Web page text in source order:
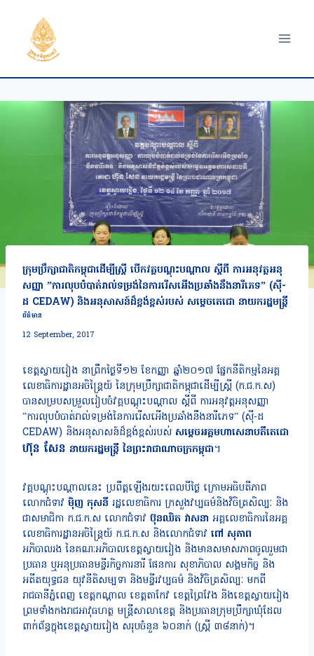
content
ក្រុមប្រឹក្សាជាតិកម្ពុជាដើម្បីស្ត្រី បើកវគ្គបណ្តុះបណ្តាល ស្តីពី ការអនុវត្តអនុ
សញ្ញា ”ការលុបបំបាត់រាល់ទម្រង់នៃការរើសអើងប្រឆាំងនឹងនារីភេទ” (ស៊ី-
ដ CEDAW) និងអនុសាសន៍ដ៏ខ្ពង់ខ្ពស់របស់ សម្តេចតេជោ នាយករដ្ឋមន្ត្រី
ព័ត៌មាន
12 September, 2017
ខេត្តស្វាយរៀង​​ នាព្រឹកថ្ងៃទី១២ ខែកញ្ញា ឆ្នាំ២០១៧ ផ្នែកនីតិកម្មនៃអគ្គ
លេខាធិការដ្ឋានអចិន្ត្រៃយ៍ នៃក្រុមប្រឹក្សាជាតិកម្ពុជាដើម្បីស្ត្រី (ក.ជ.ក.ស)
បានសម្របសម្រួលរៀបចំវគ្គបណ្តុះបណ្តាល ស្តីពី ការអនុវត្តអនុសញ្ញា
”ការលុបបំបាត់រាល់ទម្រង់នៃការរើសអើងប្រឆាំងនឹងនារីភេទ” (ស៊ី-ដ
CEDAW) និងអនុសាសន៍ដ៏ខ្ពង់ខ្ពស់របស់ សម្តេចអគ្គមហាសេនាបតីតេជោ
ហ៊ុន សែន នាយករដ្ឋមន្ត្រី នៃព្រះរាជាណាចក្រកម្ពុជា។
វគ្គបណ្តុះបណ្តាលនេះ ប្រពឹត្តឡើងរយះពេលបីថ្ងៃ ក្រោមអធិបតីភាព
លោកជំទាវ ម៉ិញ កុសនី ​ រដ្ឋលេខាធិការ ក្រសួងវប្បធម៌និងវិចិត្រសិល្បៈ និង
ជាសមាជិកា ក.ជ.ក.ស លោកជំទាវ​ ប៊ុនឈិត វាសនា អគ្គលេខាធិការ​នៃអគ្គ
លេខាធិការដ្ឋានអចិន្ត្រៃយ៍​ ក.ជ.ក.ស និងលោកជំទាវ ពៅ សុភាព
អភិបាលរង នៃគណៈអភិបាលខេត្តស្វាយរៀង និងមានសមាសភាពចូលរួមជា
ប្រធាន ឬអនុប្រធានមន្ទីរកិច្ចការនារី ផែនការ សុខាភិបាល សង្គមកិច្ច និង
អតីតយុទ្ធជន យុវនីតិសម្បទា និងមន្ទីរវប្បធម៌ និងវិចិត្រសិល្បៈ មកពី
រាជធានីភ្នំពេញ ខេត្តកណ្តាល ខេត្តតាកែវ ខេត្តព្រៃវែង និងខេត្តស្វាយរៀង
ព្រមទាំងកងរាជអាវុធហត្ថ មន្ត្រីសាលាខេត្ត និងប្រធានក្រុមប្រឹក្សាឃុំដែល
ពាក់ព័ន្ធក្នុងខេត្តស្វាយរៀង សរុបចំនួន ៦០នាក់ (ស្ត្រី ៣៨នាក់)។